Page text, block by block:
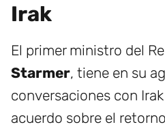
Irak
El primer ministro del
Starmer, tiene en su
conversaciones con
acuerdo sobre el